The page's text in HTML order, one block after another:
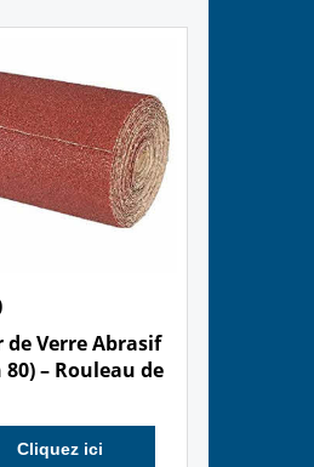
de Verre Abrasif
– Rouleau de
Cliquez ici